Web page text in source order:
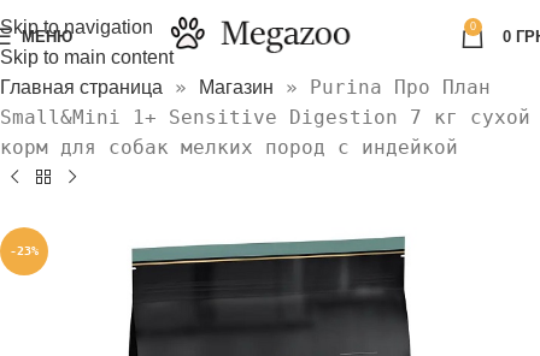
Skip to navigation
Skip to main content
МЕНЮ
0
0
Главная страница » Магазин » Purina Про План
Small&Mini 1+ Sensitive Digestion 7 кг сухой
корм для собак мелких пород с индейкой
-23%